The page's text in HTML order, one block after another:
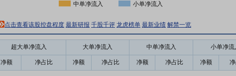
中单净流入
小单净流入
点击查看该股控盘程度 最新研报 千股千评 龙虎榜单 最新业绩 解禁一览
超大单净流入 大单净流入 中单净流入 小单净流
净额 净占比 净额 净占比 净额 净占比 净额